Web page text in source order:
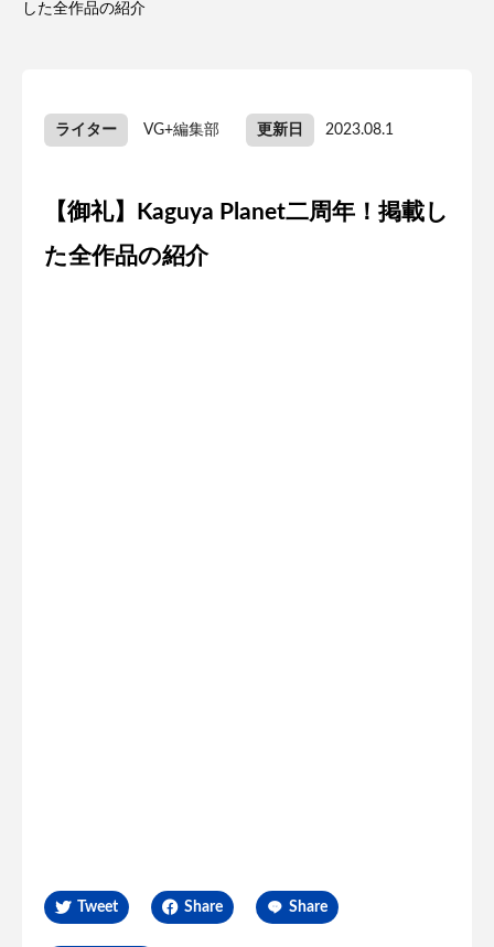
した全作品の紹介
ライター VG+編集部 更新日 2023.08.1
【御礼】Kaguya Planet二周年！掲載し
た全作品の紹介
Tweet Share Share